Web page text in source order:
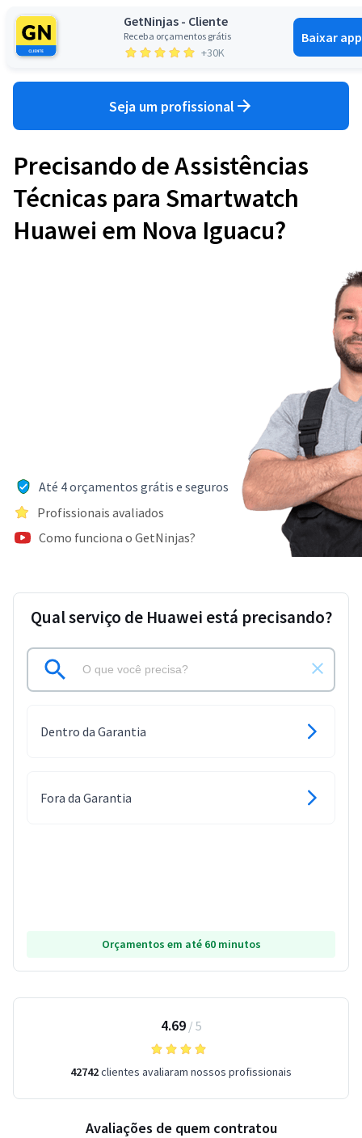
GetNinjas - Cliente
Receba orçamentos grátis
+30K
Baixar app
Seja um profissional
Precisando de Assistências
Técnicas para Smartwatch
Huawei em Nova Iguacu?
Até 4 orçamentos grátis e seguros
Profissionais avaliados
Como funciona o GetNinjas?
Qual serviço de Huawei está precisando?
Dentro da Garantia
Fora da Garantia
Orçamentos em até 60 minutos
4.69/ 5
42742clientes avaliaram nossos profissionais
Avaliações de quem contratou